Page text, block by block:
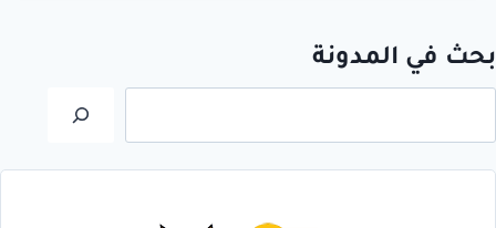
تحديات
وفرص
بحث في المدونة